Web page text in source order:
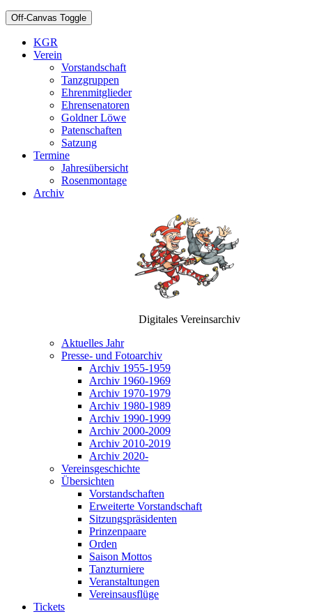
Off-Canvas Toggle
KGR
Verein
Vorstandschaft
Tanzgruppen
Ehrenmitglieder
Ehrensenatoren
Goldner Löwe
Patenschaften
Satzung
Termine
Jahresübersicht
Rosenmontage
Archiv
Digitales Vereinsarchiv
Aktuelles Jahr
Presse- und Fotoarchiv
Archiv 1955-1959
Archiv 1960-1969
Archiv 1970-1979
Archiv 1980-1989
Archiv 1990-1999
Archiv 2000-2009
Archiv 2010-2019
Archiv 2020-
Vereinsgeschichte
Übersichten
Vorstandschaften
Erweiterte Vorstandschaft
Sitzungspräsidenten
Prinzenpaare
Orden
Saison Mottos
Tanzturniere
Veranstaltungen
Vereinsausflüge
Tickets